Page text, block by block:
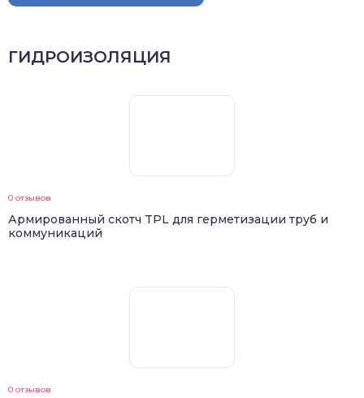
ГИДРОИЗОЛЯЦИЯ
0 отзывов
Армированный скотч TPL для герметизации труб и
коммуникаций
0 отзывов